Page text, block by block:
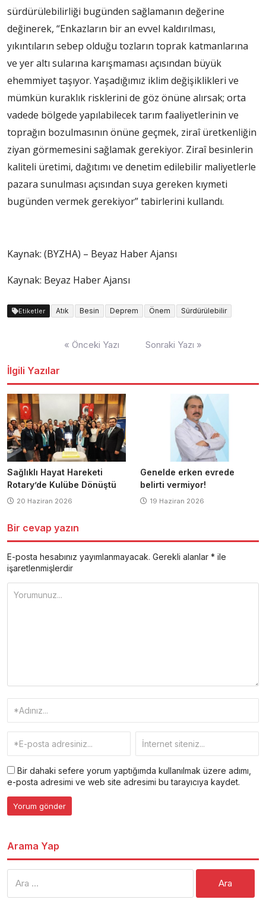
sürdürülebilirliği bugünden sağlamanın değerine
değinerek, “Enkazların bir an evvel kaldırılması,
yıkıntıların sebep olduğu tozların toprak katmanlarına
ve yer altı sularına karışmaması açısından büyük
ehemmiyet taşıyor. Yaşadığımız iklim değişiklikleri ve
mümkün kuraklık risklerini de göz önüne alırsak; orta
vadede bölgede yapılabilecek tarım faaliyetlerinin ve
toprağın bozulmasının önüne geçmek, ziraî üretkenliğin
ziyan görmemesini sağlamak gerekiyor. Ziraî besinlerin
kaliteli üretimi, dağıtımı ve denetim edilebilir maliyetlerle
pazara sunulması açısından suya gereken kıymeti
bugünden vermek gerekiyor” tabirlerini kullandı.
Kaynak: (BYZHA) – Beyaz Haber Ajansı
Kaynak: Beyaz Haber Ajansı
Etiketler Atık Besin Deprem Önem Sürdürülebilir
« Önceki Yazı Sonraki Yazı »
İlgili Yazılar
Sağlıklı Hayat Hareketi
Rotary’de Kulübe Dönüştü
20 Haziran 2026
Genelde erken evrede
belirti vermiyor!
19 Haziran 2026
Bir cevap yazın
E-posta hesabınız yayımlanmayacak. Gerekli alanlar * ile
işaretlenmişlerdir
Bir dahaki sefere yorum yaptığımda kullanılmak üzere adımı,
e-posta adresimi ve web site adresimi bu tarayıcıya kaydet.
Arama Yap